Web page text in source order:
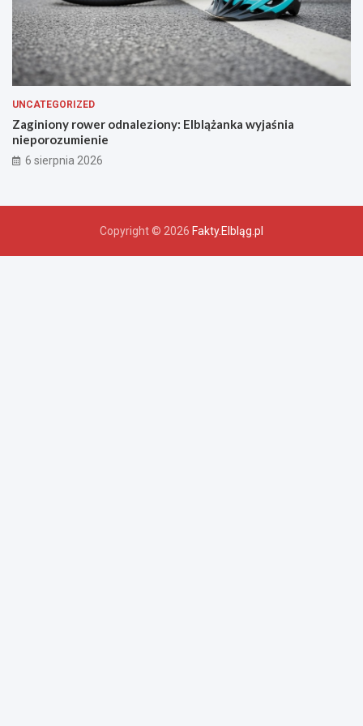
UNCATEGORIZED
Zaginiony rower odnaleziony: Elblążanka wyjaśnia
nieporozumienie
6 sierpnia 2026
Copyright © 2026 Fakty.Elbląg.pl